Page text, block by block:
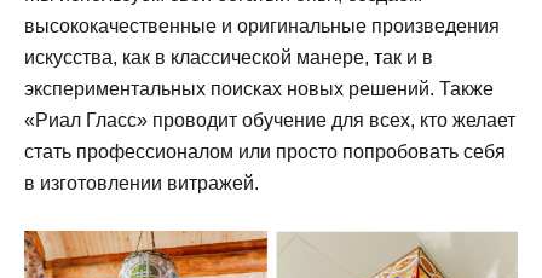
высококачественные и оригинальные произведения
искусства, как в классической манере, так и в
экспериментальных поисках новых решений. Также
«Риал Гласс» проводит обучение для всех, кто желает
стать профессионалом или просто попробовать себя
в изготовлении витражей.